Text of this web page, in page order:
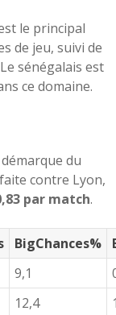
le principal
de jeu, suivi de
sénégalais est
ce domaine.
du
contre Lyon,
par match.
BigChances%
9,1
12,4